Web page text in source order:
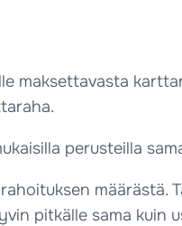
maksettavasta
perusteilla
määrästä.
pitkälle sama kuin